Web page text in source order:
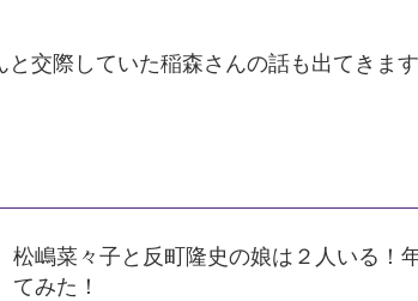
交際していた稲森さんの話も出てきます
松嶋菜々子と反町隆史の娘は２人いる！
てみた！